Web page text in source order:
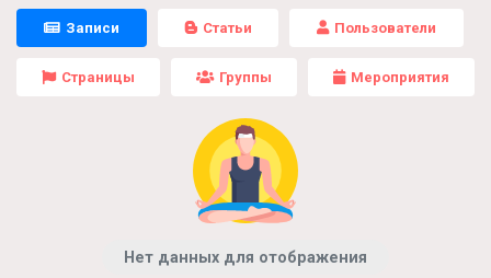
Записи Статьи Пользователи
Страницы Группы Мероприятия
Нет данных для отображения